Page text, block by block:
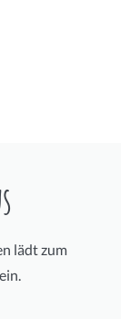
lädt zum